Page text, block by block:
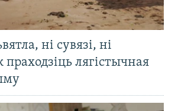
ні сувязі, ні
праходзіць лягістычная